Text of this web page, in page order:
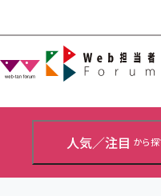
人気／注目 から探